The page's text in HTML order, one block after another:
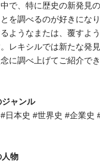
で、特に歴史の新発見
を調べるのが好きにな
ようなまたは、覆すよ
レキシルでは新たな発
に調べ上げてご紹介で
ャンル
日本史 #世界史 #企業史
物